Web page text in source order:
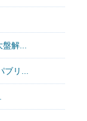
解...
リ...